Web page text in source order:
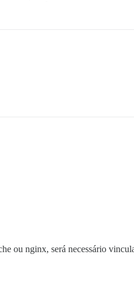
ou nginx, será necessário